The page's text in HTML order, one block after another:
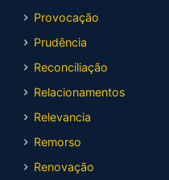
Provocação
Prudência
Reconciliação
Relacionamentos
Relevancia
Remorso
Renovação